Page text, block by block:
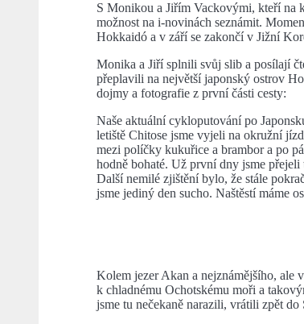
S Monikou a Jiřím Vackovými, kteří na
možnost na i-novinách seznámit.
Hokkaidó a v září se zakončí v Jižní
Monika a Jiří splnili svůj slib a posílají
přeplavili na největší japonský ostrov
dojmy a fotografie z první části cesty:
Naše aktuální cykloputování po
letiště Chitose jsme vyjeli na okružní
mezi políčky kukuřice a brambor a po
hodně bohaté. Už první dny jsme
Další nemilé zjištění bylo, že stále
jsme jediný den sucho. Naštěstí máme
Kolem jezer Akan a nejznámějšího, ale
k chladnému Ochotskému moři a
jsme tu nečekaně narazili, vrátili zpět do